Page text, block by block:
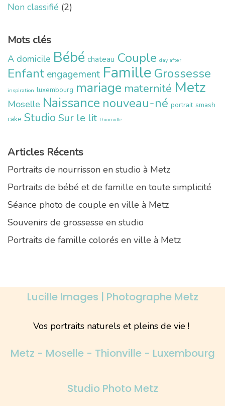
Non classifié (2)
Mots clés
A domicile Bébé chateau Couple day after
Enfant engagement Famille Grossesse
inspiration luxembourg mariage maternité Metz
Moselle Naissance nouveau-né portrait smash
cake Studio Sur le lit thionville
Articles Récents
Portraits de nourrisson en studio à Metz
Portraits de bébé et de famille en toute simplicité
Séance photo de couple en ville à Metz
Souvenirs de grossesse en studio
Portraits de famille colorés en ville à Metz
Lucille Images | Photographe Metz
Vos portraits naturels et pleins de vie !
Metz - Moselle - Thionville - Luxembourg
Studio Photo Metz